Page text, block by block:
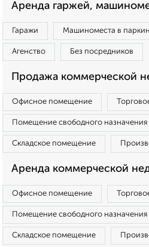
Аренда гаржей,
Гаражи Машиноместа в
Агенство Без посредников
Продажа коммерческой
Офисное помещение
Помещение свободного назначения
Складское помещение
Аренда коммерческой
Офисное помещение
Помещение свободного назначения
Складское помещение